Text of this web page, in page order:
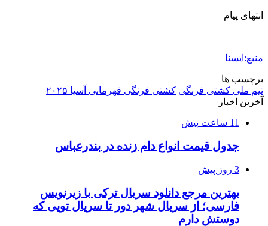
انتهای پیام
منبع:ایسنا
برچسب ها
تیم ملی کشتی فرنگی کشتی فرنگی قهرمانی آسیا ۲۰۲۵
آخرین اخبار
11 ساعت پیش
جدول قیمت انواع دام زنده در بندرعباس
3 روز پیش
بهترین مرجع دانلود سریال ترکی با زیرنویس
فارسی؛ از سریال شهر دور تا سریال تویی که
دوستش دارم